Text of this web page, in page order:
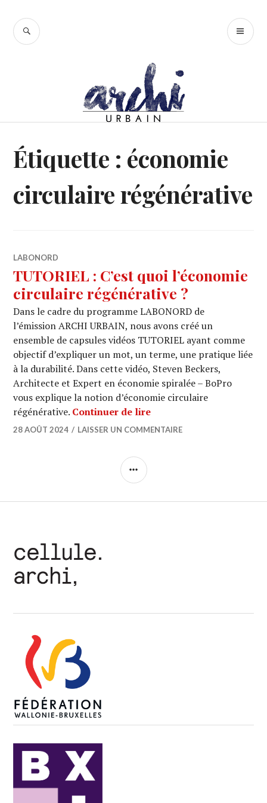
contenu
RECHERCHE
Étiquette : économie
circulaire régénérative
LABONORD
TUTORIEL : C’est quoi l’économie
circulaire régénérative ?
Dans le cadre du programme LABONORD de
l’émission ARCHI URBAIN, nous avons créé un
ensemble de capsules vidéos TUTORIEL ayant comme
objectif d’expliquer un mot, un terme, une pratique liée
à la durabilité. Dans cette vidéo, Steven Beckers,
Architecte et Expert en économie spiralée – BoPro
vous explique la notion d’économie circulaire
régénérative. Continuer de lireTUTORIEL : C’est quoi
28 AOÛT 2024 LAISSER UN COMMENTAIRE
COLONNE